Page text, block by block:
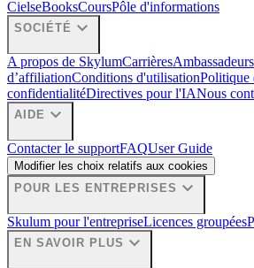
CielseBooksCoursPôle d'informations
SOCIÉTÉ expand_more
A propos de SkylumCarrièresAmbassadeurs
d’affiliationConditions d'utilisationPolitique
confidentialitéDirectives pour l'IANous
AIDE expand_more
Contacter le supportFAQUser Guide
Modifier les choix relatifs aux cookies
POUR LES ENTREPRISES expand_more
Skulum pour l'entrepriseLicences groupées
EN SAVOIR PLUS expand_more